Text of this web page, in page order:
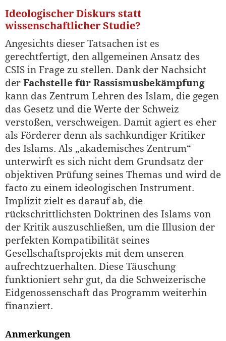
Ideologischer Diskurs statt
wissenschaftlicher Studie?
Angesichts dieser Tatsachen ist es
gerechtfertigt, den allgemeinen Ansatz des
CSIS in Frage zu stellen. Dank der Nachsicht
der Fachstelle für Rassismusbekämpfung
kann das Zentrum Lehren des Islam, die gegen
das Gesetz und die Werte der Schweiz
verstoßen, verschweigen. Damit agiert es eher
als Förderer denn als sachkundiger Kritiker
des Islams. Als „akademisches Zentrum“
unterwirft es sich nicht dem Grundsatz der
objektiven Prüfung seines Themas und wird de
facto zu einem ideologischen Instrument.
Implizit zielt es darauf ab, die
rückschrittlichsten Doktrinen des Islams von
der Kritik auszuschließen, um die Illusion der
perfekten Kompatibilität seines
Gesellschaftsprojekts mit dem unseren
aufrechtzuerhalten. Diese Täuschung
funktioniert sehr gut, da die Schweizerische
Eidgenossenschaft das Programm weiterhin
finanziert.
Anmerkungen